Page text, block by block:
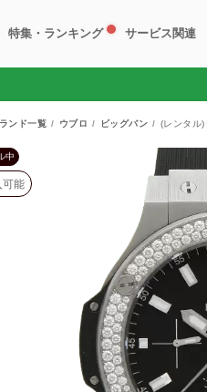
特集・ランキング サービス関連
ンド一覧 ウブロ ビッグバン (レンタル
中
可能